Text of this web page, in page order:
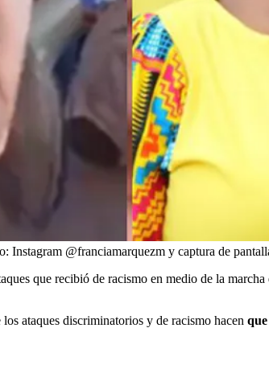
Instagram @franciamarquezm y captura de
que recibió de racismo en medio de la
ataques discriminatorios y de racismo hacen